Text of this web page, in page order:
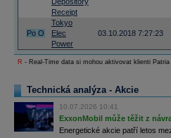
Receipt
Po O
Tokyo
Elec
Power
03.10.2018 7:27:23
R - Real-Time data si mohou aktivovat klienti
Technická analýza - Akcie
10.07.2026 10:41
ExxonMobil může těžit z
Energetické akcie patří letos